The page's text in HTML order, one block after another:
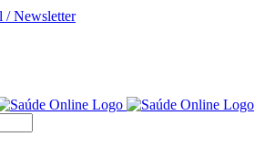
/ Newsletter